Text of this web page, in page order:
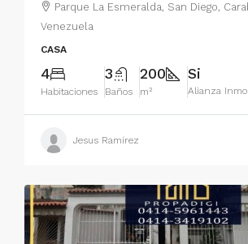
Parque La Esmeralda, San Diego,
Venezuela
CASA
4
Habitaciones
3
Baños
200
m²
Si
Alianza
Jesus Ramírez